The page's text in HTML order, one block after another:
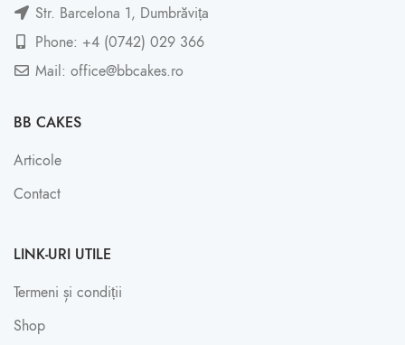
Str. Barcelona 1, Dumbrăvița
Phone: +4 (0742) 029 366
Mail: office@bbcakes.ro
BB CAKES
Articole
Contact
LINK-URI UTILE
Termeni și condiții
Shop